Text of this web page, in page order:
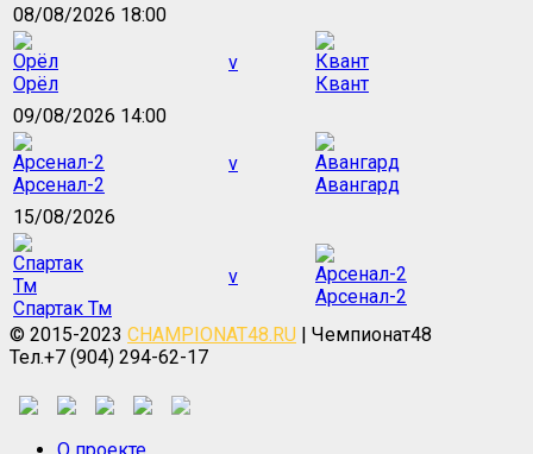
08/08/2026 18:00
Орёл
v
Квант
09/08/2026 14:00
Арсенал-2
v
Авангард
15/08/2026
Спартак Тм
v
Арсенал-2
© 2015-2023 CHAMPIONAT48.RU | Чемпионат48
Тел.+7 (904) 294-62-17
О проекте